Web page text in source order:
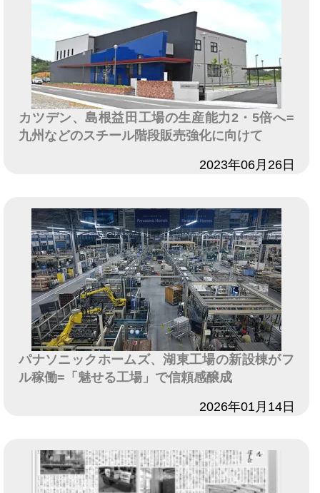
カツデン、島根益田工場の生産能力2・5倍へ=
九州などのスチール階段販売強化に向けて
2023年06月26日
パナソニックホームズ、湖東工場の新設棟がフ
ル稼働=「魅せる工場」で信頼感醸成
2026年01月14日